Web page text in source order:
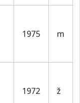
1975 m
1972 ž